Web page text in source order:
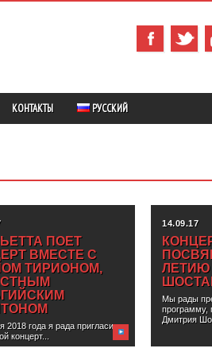
КОНТАКТЫ РУССКИЙ
ПОЕТ
ВМЕСТЕ С
ТИРИОНОМ,
2018 года я рада пригласить
концерт...
14.09.17
ЛЕТИЮ
Мы рады
программу,
Дмитрия